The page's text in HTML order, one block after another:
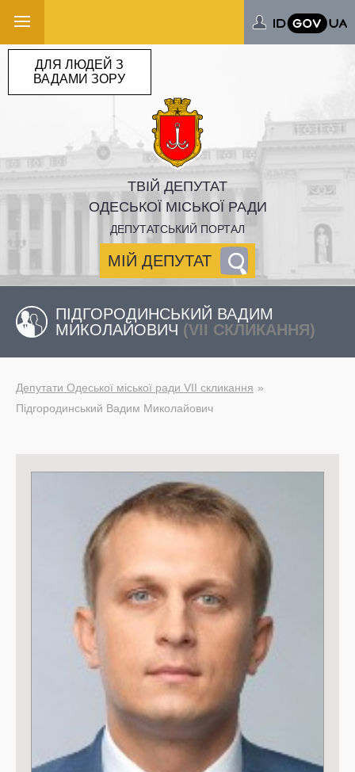
ТВІЙ ДЕПУТАТ
ОДЕСЬКОЇ МІСЬКОЇ РАДИ
ДЕПУТАТСЬКИЙ ПОРТАЛ
МІЙ ДЕПУТАТ
ДЛЯ ЛЮДЕЙ З
ВАДАМИ ЗОРУ
ПІДГОРОДИНСЬКИЙ ВАДИМ
МИКОЛАЙОВИЧ (VII СКЛИКАННЯ)
Депутати Одеської міської ради VII скликання
Підгородинський Вадим Миколайович